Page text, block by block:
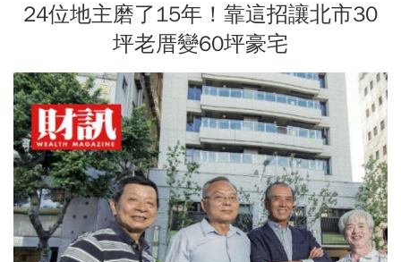
24位地主磨了15年！靠這招讓北市30
坪老厝變60坪豪宅